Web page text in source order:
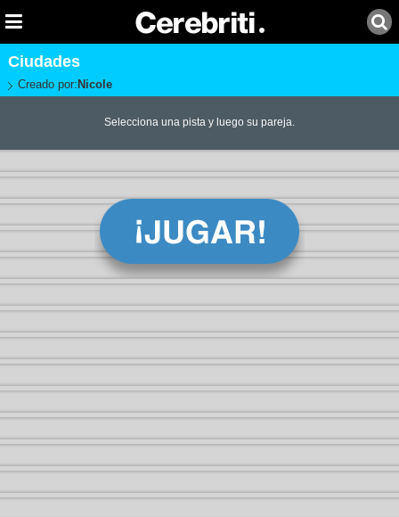
Ciudades
Creado por: Nicole
Selecciona una pista y luego su pareja.